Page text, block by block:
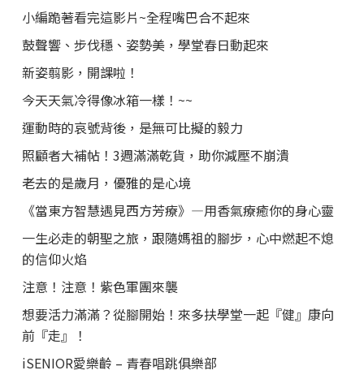
小編跪著看完這影片~全程嘴巴合不起來
鼓聲響、步伐穩、姿勢美，學堂春日動起來
新姿翦影，開課啦！
今天天氣冷得像冰箱一樣！~~
運動時的哀號背後，是無可比擬的毅力
照顧者大補帖！3週滿滿乾貨，助你減壓不崩潰
老去的是歲月，優雅的是心境
《當東方智慧遇見西方芳療》—用香氣療癒你的身心靈
一生必走的朝聖之旅，跟隨媽祖的腳步，心中燃起不熄
的信仰火焰
注意！注意！紫色軍團來襲
想要活力滿滿？從腳開始！來多扶學堂一起『健』康向
前『走』！
iSENIOR愛樂齡 – 青春唱跳俱樂部